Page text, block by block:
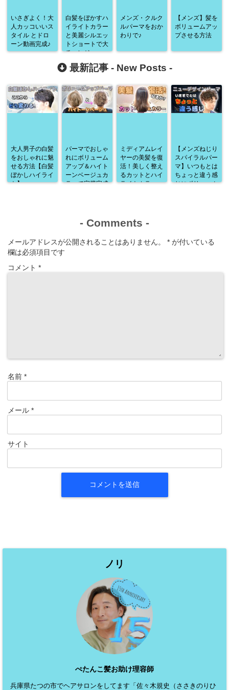
いさぎよく！大
人カッコいいス
タイル とドロ
ーン動画完成♪
白髪をぼかすハ
イライトカラー
と美麗シルエッ
トショートで大
チェンジ♪
メンズ・クルク
ルパーマをおか
わりで♪
【メンズ】髪を
ボリュームアッ
プさせる方法
最新記事 - New Posts -
大人男子の白髪
をおしゃれに魅
せる方法【白髪
ぼかしハイライ
ト】
パーマでおしゃ
れにボリューム
アップ＆ハイト
ーンベージュカ
ラーで完璧完成
ミディアムレイ
ヤーの美髪を復
活！美しく整え
るカットとハイ
ライトカラー
【メンズねじり
スパイラルパー
マ】いつもとは
ちょっと違う感
じにボリューム
- Comments -
メールアドレスが公開されることはありません。 * が付いている
欄は必須項目です
コメント *
名前 *
メール *
サイト
ノリ
ぺたんこ髪お助け理容師
兵庫県たつの市でヘアサロンをしてます「佐々木規史（ささきのりひ